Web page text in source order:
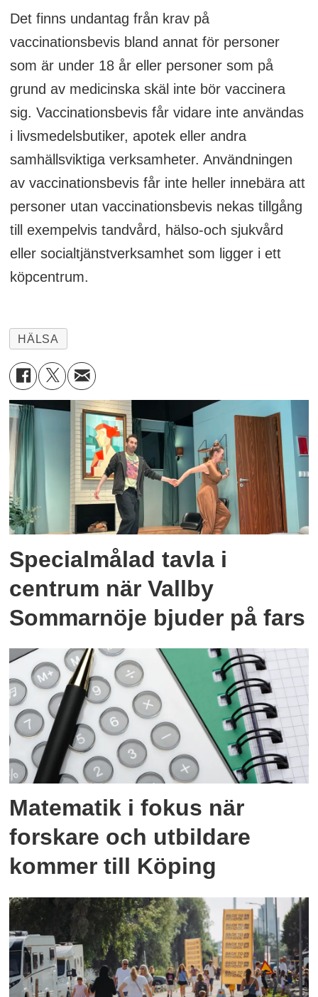
Det finns undantag från krav på
vaccinationsbevis bland annat för personer
som är under 18 år eller personer som på
grund av medicinska skäl inte bör vaccinera
sig. Vaccinationsbevis får vidare inte användas
i livsmedelsbutiker, apotek eller andra
samhällsviktiga verksamheter. Användningen
av vaccinationsbevis får inte heller innebära att
personer utan vaccinationsbevis nekas tillgång
till exempelvis tandvård, hälso-och sjukvård
eller socialtjänstverksamhet som ligger i ett
köpcentrum.
HÄLSA
Specialmålad tavla i
centrum när Vallby
Sommarnöje bjuder på fars
Matematik i fokus när
forskare och utbildare
kommer till Köping